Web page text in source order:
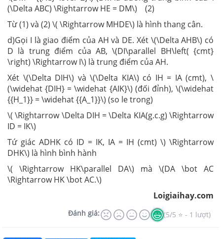
(\Delta ABC) \Rightarrow HE = DM\) (2)
Từ (1) và (2) \( \Rightarrow MHDE\) là hình thang cân.
d)Gọi I là giao điểm của AH và DE. Xét \(\Delta AHB\) có
D là trung điểm của AB, \(DI\parallel BH\left( {cmt}
\right) \Rightarrow I\) là trung điểm của AH.
Xét \(\Delta DIH\) và \(\Delta KIA\) có IH = IA (cmt), \
(\widehat {DIH} = \widehat {AIK}\) (đối đỉnh), \(\widehat
{{H_1}} = \widehat {{A_1}}\) (so le trong)
\( \Rightarrow \Delta DIH = \Delta KIA(g.c.g) \Rightarrow
ID = IK\)
Tứ giác ADHK có ID = IK, IA = IH (cmt) \) \Rightarrow
DHK\) là hình bình hành
\( \Rightarrow HK\parallel DA\) mà \(DA \bot AC
\Rightarrow HK \bot AC.\)
Loigiaihay.com
Đánh giá: (5/5 ⭐ - 1 lượt)